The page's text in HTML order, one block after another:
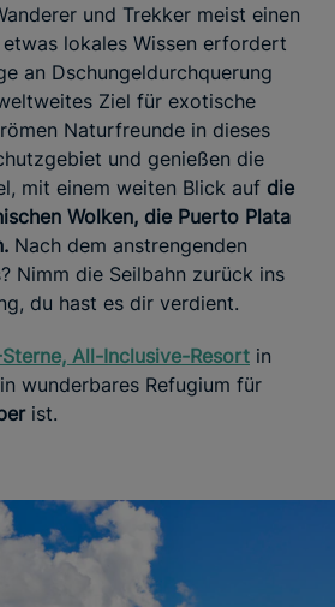
und Trekker meist einen
etwas lokales Wissen erfordert
an Dschungeldurchquerung
Ziel für exotische
Naturfreunde in dieses
und genießen die
mit einem weiten Blick auf die
Wolken, die Puerto Plata
Nach dem anstrengenden
Nimm die Seilbahn zurück ins
du hast es dir verdient.
All-Inclusive-Resort in
wunderbares Refugium für
ist.